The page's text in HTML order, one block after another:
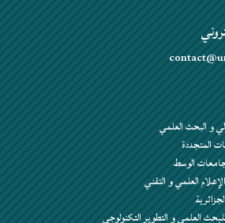
و البحث العلمي
المتجددة
الوسط
العلمي و التقني
العلمي و التطوير التكنولوجي